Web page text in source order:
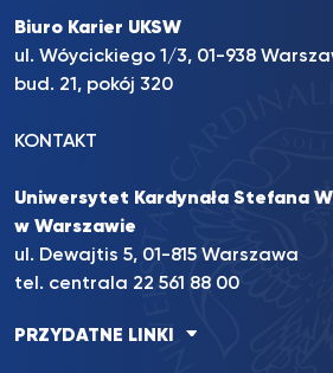
Biuro Karier UKSW
ul. Wóycickiego 1/3, 01-938
bud. 21, pokój 320
KONTAKT
Uniwersytet Kardynała Stefana
w Warszawie
ul. Dewajtis 5, 01-815 Warszawa
tel. centrala 22 561 88 00
PRZYDATNE LINKI